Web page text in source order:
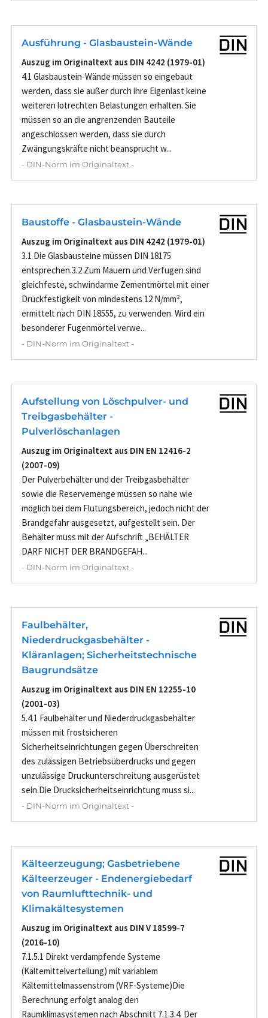
Ausführung - Glasbaustein-Wände
Auszug im Originaltext aus DIN 4242 (1979-01)
4.1 Glasbaustein-Wände müssen so eingebaut
werden, dass sie außer durch ihre Eigenlast keine
weiteren lotrechten Belastungen erhalten. Sie
müssen so an die angrenzenden Bauteile
angeschlossen werden, dass sie durch
Zwängungskräfte nicht beansprucht w...
- DIN-Norm im Originaltext -
Baustoffe - Glasbaustein-Wände
Auszug im Originaltext aus DIN 4242 (1979-01)
3.1 Die Glasbausteine müssen DIN 18175
entsprechen.3.2 Zum Mauern und Verfugen sind
gleichfeste, schwindarme Zementmörtel mit einer
Druckfestigkeit von mindestens 12 N/mm²,
ermittelt nach DIN 18555, zu verwenden. Wird ein
besonderer Fugenmörtel verwe...
- DIN-Norm im Originaltext -
Aufstellung von Löschpulver- und
Treibgasbehälter -
Pulverlöschanlagen
Auszug im Originaltext aus DIN EN 12416-2
(2007-09)
Der Pulverbehälter und der Treibgasbehälter
sowie die Reservemenge müssen so nahe wie
möglich bei dem Flutungsbereich, jedoch nicht der
Brandgefahr ausgesetzt, aufgestellt sein. Der
Behälter muss mit der Aufschrift „BEHÄLTER
DARF NICHT DER BRANDGEFAH...
- DIN-Norm im Originaltext -
Faulbehälter,
Niederdruckgasbehälter -
Kläranlagen; Sicherheitstechnische
Baugrundsätze
Auszug im Originaltext aus DIN EN 12255-10
(2001-03)
5.4.1 Faulbehälter und Niederdruckgasbehälter
müssen mit frostsicheren
Sicherheitseinrichtungen gegen Überschreiten
des zulässigen Betriebsüberdrucks und gegen
unzulässige Druckunterschreitung ausgerüstet
sein.Die Drucksicherheitseinrichtung muss si...
- DIN-Norm im Originaltext -
Kälteerzeugung; Gasbetriebene
Kälteerzeuger - Endenergiebedarf
von Raumlufttechnik- und
Klimakältesystemen
Auszug im Originaltext aus DIN V 18599-7
(2016-10)
7.1.5.1 Direkt verdampfende Systeme
(Kältemittelverteilung) mit variablem
Kältemittelmassenstrom (VRF-Systeme)Die
Berechnung erfolgt analog den
Raumklimasystemen nach Abschnitt 7.1.3.4. Der